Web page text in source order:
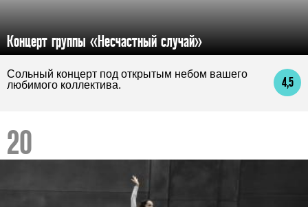
Концерт группы «Несчастный случай»
4,5
Сольный концерт под открытым небом вашего
любимого коллектива.